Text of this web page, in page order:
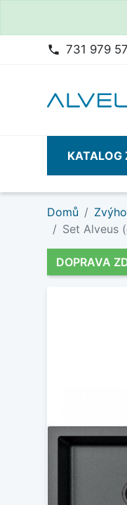
phone 731 979
KATALOG
Domů
Set Alveus
DOPRAVA